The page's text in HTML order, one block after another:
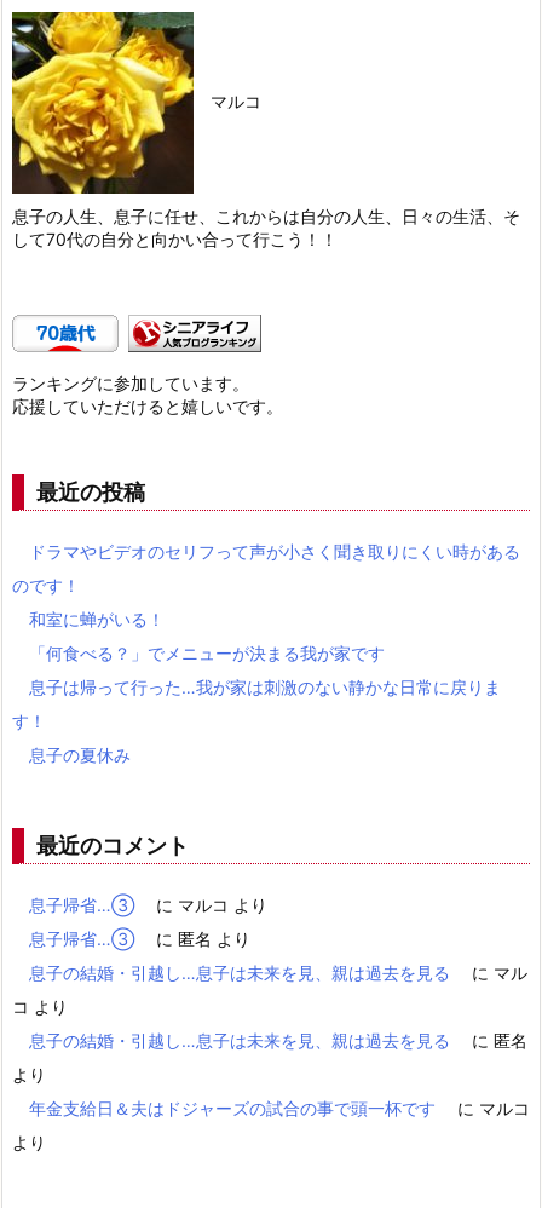
マルコ
息子の人生、息子に任せ、これからは自分の人生、日々の生活、そ
して70代の自分と向かい合って行こう！！
ランキングに参加しています。
応援していただけると嬉しいです。
最近の投稿
ドラマやビデオのセリフって声が小さく聞き取りにくい時がある
のです！
和室に蝉がいる！
「何食べる？」でメニューが決まる我が家です
息子は帰って行った…我が家は刺激のない静かな日常に戻りま
す！
息子の夏休み
最近のコメント
息子帰省…③ に マルコ より
息子帰省…③
に 匿名 より
息子の結婚・引越し…息子は未来を見、親は過去を見る
に マル
コ より
息子の結婚・引越し…息子は未来を見、親は過去を見る
に 匿名
より
年金支給日＆夫はドジャーズの試合の事で頭一杯です
に マルコ
より